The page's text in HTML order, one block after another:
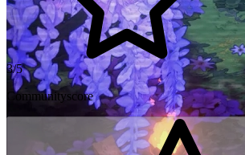
3/5
Communityscore